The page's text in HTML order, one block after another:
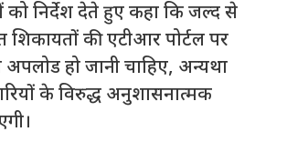
को निर्देश देते हुए कहा कि जल्द से
शिकायतों की एटीआर पोर्टल पर
हो जानी चाहिए, अन्यथा
के विरुद्ध अनुशासनात्मक